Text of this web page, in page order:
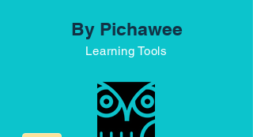
By Pichawee
Learning Tools